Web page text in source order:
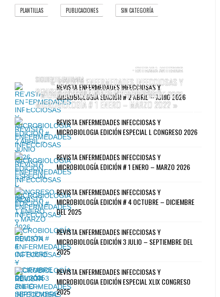
PLANTILLAS PUBLICACIONES SIN CATEGORÍA
- ENTRADA ANTERIOR
«REVISTA ENFERMEDADES INFECCIOSAS Y
MICROBIOLOGÍA # 3 JULIO-SEPTIEMBRE 2021
SIGUIENTE ENTRADA -
REVISTA ENFERMEDADES INFECCIOSAS Y
MICROBIOLOGÍA # 1 ENERO – MARZO 2022 »
REVISTA ENFERMEDADES INFECCIOSAS Y
MICROBIOLOGÍA EDICIÓN # 2 ABRIL – JUNIO 2026
REVISTA ENFERMEDADES INFECCIOSAS Y
MICROBIOLOGIA EDICIÓN ESPECIAL L CONGRESO 2026
REVISTA ENFERMEDADES INFECCIOSAS Y
MICROBIOLOGÍA EDICIÓN # 1 ENERO – MARZO 2026
REVISTA ENFERMEDADES INFECCIOSAS Y
MICROBIOLOGÍA EDICIÓN # 4 OCTUBRE – DICIEMBRE
DEL 2025
REVISTA ENFERMEDADES INFECCIOSAS Y
MICROBIOLOGÍA EDICIÓN 3 JULIO – SEPTIEMBRE DEL
2025
REVISTA ENFERMEDADES INFECCIOSAS Y
MICROBIOLOGIA EDICIÓN ESPECIAL XLIX CONGRESO
2025